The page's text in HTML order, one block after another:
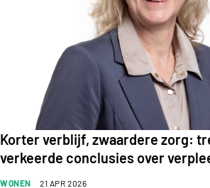
WONEN 21 APR 2026
Korter verblijf, zwaardere zorg:
verkeerde conclusies over